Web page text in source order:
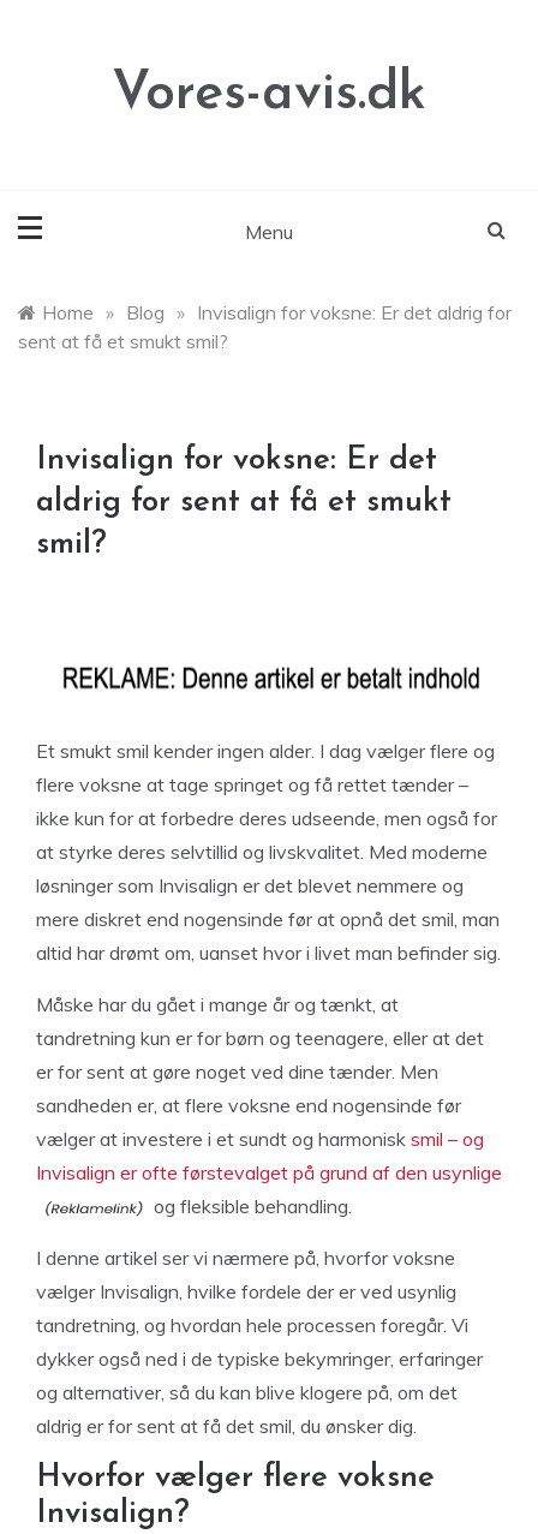
Vores-avis.dk
Menu
Home » Blog » Invisalign for voksne: Er det aldrig for
sent at få et smukt smil?
Invisalign for voksne: Er det
aldrig for sent at få et smukt
smil?
Et smukt smil kender ingen alder. I dag vælger flere og
flere voksne at tage springet og få rettet tænder –
ikke kun for at forbedre deres udseende, men også for
at styrke deres selvtillid og livskvalitet. Med moderne
løsninger som Invisalign er det blevet nemmere og
mere diskret end nogensinde før at opnå det smil, man
altid har drømt om, uanset hvor i livet man befinder sig.
Måske har du gået i mange år og tænkt, at
tandretning kun er for børn og teenagere, eller at det
er for sent at gøre noget ved dine tænder. Men
sandheden er, at flere voksne end nogensinde før
vælger at investere i et sundt og harmonisk smil – og
Invisalign er ofte førstevalget på grund af den usynlige
og fleksible behandling.
I denne artikel ser vi nærmere på, hvorfor voksne
vælger Invisalign, hvilke fordele der er ved usynlig
tandretning, og hvordan hele processen foregår. Vi
dykker også ned i de typiske bekymringer, erfaringer
og alternativer, så du kan blive klogere på, om det
aldrig er for sent at få det smil, du ønsker dig.
Hvorfor vælger flere voksne
Invisalign?